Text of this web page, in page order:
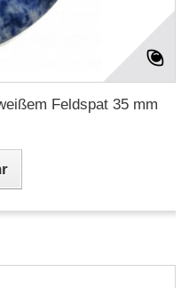
Feldspat 35 mm